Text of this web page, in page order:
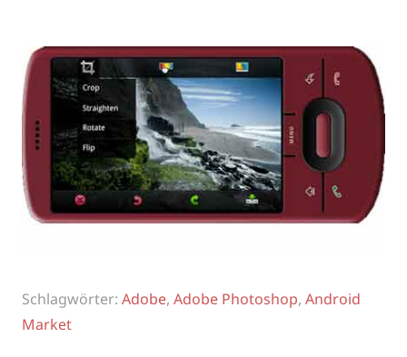
Schlagwörter: Adobe, Adobe Photoshop, Android
Market